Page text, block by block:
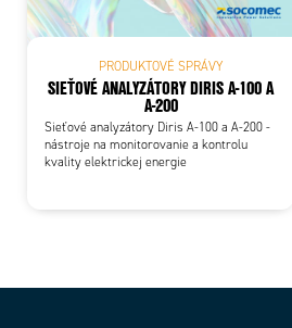
PRODUKTOVÉ SPRÁVY
SIEŤOVÉ ANALYZÁTORY DIRIS A-100 A
A-200
Sieťové analyzátory Diris A-100 a A-200 -
nástroje na monitorovanie a kontrolu
kvality elektrickej energie